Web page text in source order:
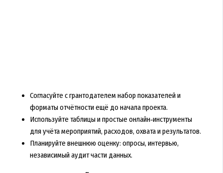
Согласуйте с грантодателем набор показателей и
форматы отчётности ещё до начала проекта.
Используйте таблицы и простые онлайн‑инструменты
для учёта мероприятий, расходов, охвата и результатов.
Планируйте внешнюю оценку: опросы, интервью,
независимый аудит части данных.